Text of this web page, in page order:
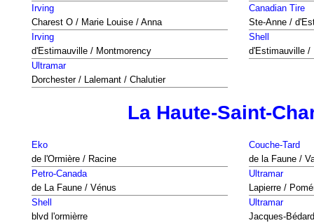
Irving
Charest O / Marie Louise / Anna
Canadian Tire
Ste-Anne /
Irving
d'Estimauville / Montmorency
Shell
d'Estimauville /
Ultramar
Dorchester / Lalemant / Chalutier
La Haute-Saint-
Eko
de l'Ormière / Racine
Couche-Tard
de la Faune /
Petro-Canada
de La Faune / Vénus
Ultramar
Lapierre /
Shell
blvd l'ormièrre
Ultramar
Jacques-